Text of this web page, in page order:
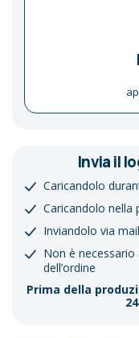
Invia il
Caricandolo
Caricandolo nella
Inviandolo via
Non è
dell’ordine
Prima della